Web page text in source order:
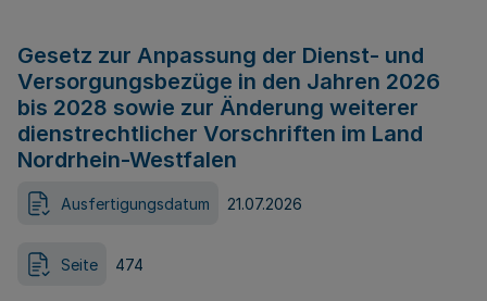
Gesetz zur Anpassung der Dienst- und
Versorgungsbezüge in den Jahren 2026
bis 2028 sowie zur Änderung weiterer
dienstrechtlicher Vorschriften im Land
Nordrhein-Westfalen
Ausfertigungsdatum 21.07.2026
Seite 474